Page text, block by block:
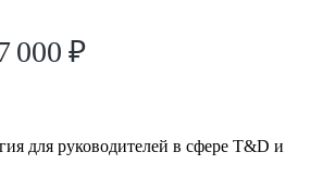
000 ₽
для руководителей в сфере T&D и